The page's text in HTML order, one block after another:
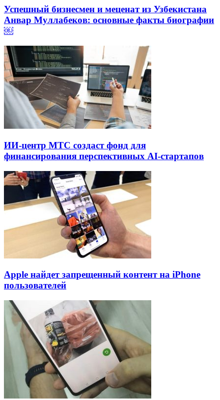
Успешный бизнесмен и меценат из Узбекистана
Анвар Муллабеков: основные факты биографии
￼
ИИ-центр МТС создаст фонд для
финансирования перспективных AI-стартапов
Apple найдет запрещенный контент на iPhone
пользователей